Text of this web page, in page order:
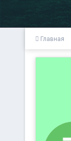
Главная